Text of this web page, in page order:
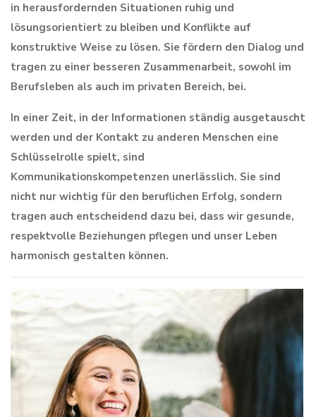
in herausfordernden Situationen ruhig und
lösungsorientiert zu bleiben und Konflikte auf
konstruktive Weise zu lösen. Sie fördern den Dialog und
tragen zu einer besseren Zusammenarbeit, sowohl im
Berufsleben als auch im privaten Bereich, bei.
In einer Zeit, in der Informationen ständig ausgetauscht
werden und der Kontakt zu anderen Menschen eine
Schlüsselrolle spielt, sind
Kommunikationskompetenzen unerlässlich. Sie sind
nicht nur wichtig für den beruflichen Erfolg, sondern
tragen auch entscheidend dazu bei, dass wir gesunde,
respektvolle Beziehungen pflegen und unser Leben
harmonisch gestalten können.